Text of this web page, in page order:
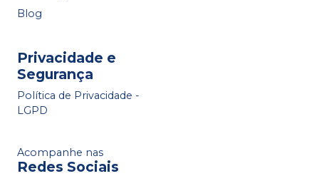
Blog
Privacidade e
Segurança
Política de Privacidade -
LGPD
Acompanhe nas
Redes Sociais